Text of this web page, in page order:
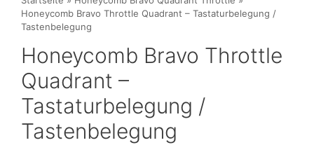
Honeycomb Bravo Throttle Quadrant – Tastaturbelegung /
Tastenbelegung
Honeycomb Bravo Throttle
Quadrant –
Tastaturbelegung /
Tastenbelegung